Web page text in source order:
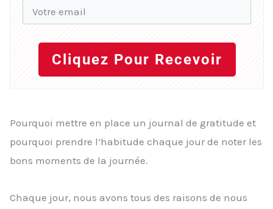
Cliquez Pour Recevoir
Pourquoi mettre en place un journal de gratitude et
pourquoi prendre l’habitude chaque jour de noter les
bons moments de la journée.
Chaque jour, nous avons tous des raisons de nous